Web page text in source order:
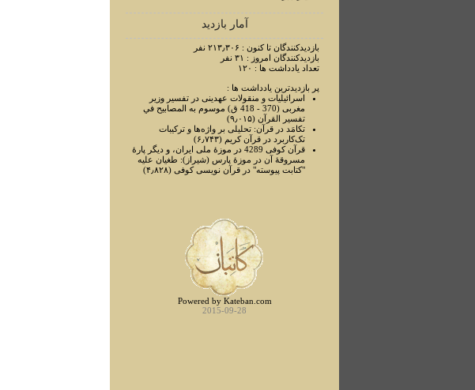
آمار بازدید
بازدیدکنندگان تا کنون : ۲۱۳٫۳۰۶ نفر
بازدیدکنندگان امروز : ۳۱ نفر
تعداد یادداشت ها : ۱۲۰
پر بازدیدترین یادداشت ها :
اسرائیلیات و منقولات عهدینی در تفسیر وزیر
مغربی (370 - 418 ق) موسوم به المصابیح في
تفسیر القرآن (۹٫۰۱۵)
تکامَد در قرآن: تحلیلی بر واژه‌ها و ترکیبات
تک‌کاربرد در قرآن کریم (۶٫۷۴۳)
قرآن کوفی 4289 در موزۀ ملی ایران، و دیگر پارۀ
مسروقۀ آن در موزۀ پارس (شیراز): طغیان علیه
"کتابت پیوسته" در قرآن نویسی کوفی (۴٫۸۲۸)
Powered by Kateban.com
2015-09-28